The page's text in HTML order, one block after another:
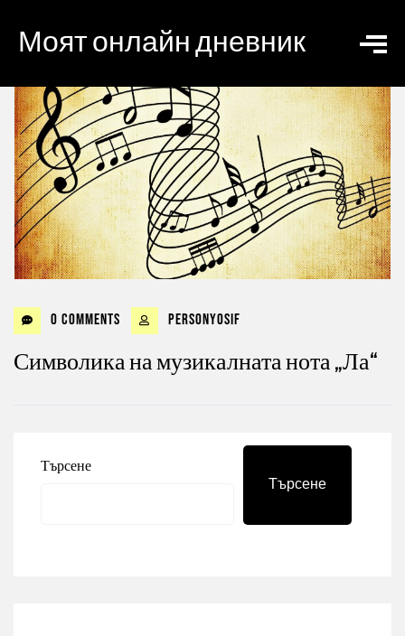
Моят онлайн дневник
0 Comments personyosif
Символика на музикалната нота „Ла“
Търсене
Търсене